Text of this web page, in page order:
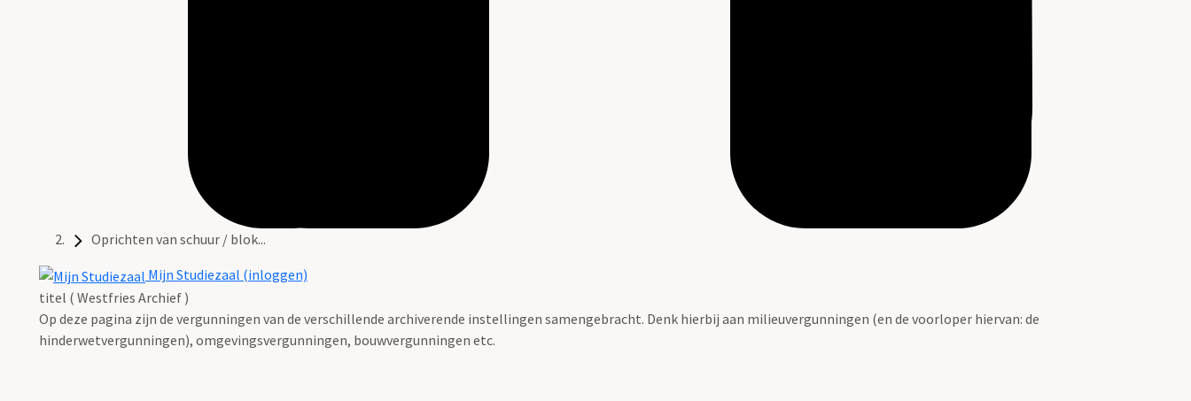
Oprichten van schuur / blok...
Mijn Studiezaal (inloggen)
titel ( Westfries Archief )
Op deze pagina zijn de vergunningen van de verschillende archiverende instellingen samengebracht. Denk hierbij aan milieuvergunningen (en de voorloper hiervan: de
hinderwetvergunningen), omgevingsvergunningen, bouwvergunningen etc.